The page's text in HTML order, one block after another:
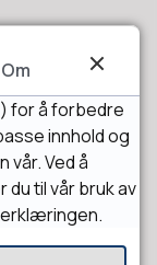
Om
for å forbedre
innhold og
vår. Ved å
til vår bruk av
erklæringen.